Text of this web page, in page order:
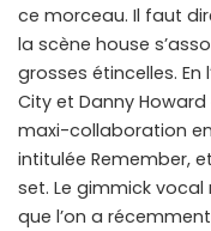
ce morceau. Il faut
la scène house
grosses étincelles. En
City et Danny
maxi-collaboration
intitulée Remember,
set. Le gimmick
que l’on a